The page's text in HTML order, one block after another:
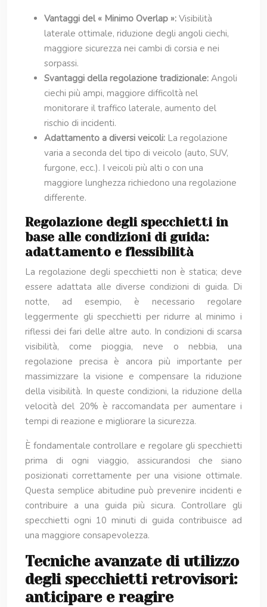
Vantaggi del « Minimo Overlap »: Visibilità
laterale ottimale, riduzione degli angoli ciechi,
maggiore sicurezza nei cambi di corsia e nei
sorpassi.
Svantaggi della regolazione tradizionale: Angoli
ciechi più ampi, maggiore difficoltà nel
monitorare il traffico laterale, aumento del
rischio di incidenti.
Adattamento a diversi veicoli: La regolazione
varia a seconda del tipo di veicolo (auto, SUV,
furgone, ecc.). I veicoli più alti o con una
maggiore lunghezza richiedono una regolazione
differente.
Regolazione degli specchietti in
base alle condizioni di guida:
adattamento e flessibilità
La regolazione degli specchietti non è statica; deve
essere adattata alle diverse condizioni di guida. Di
notte, ad esempio, è necessario regolare
leggermente gli specchietti per ridurre al minimo i
riflessi dei fari delle altre auto. In condizioni di scarsa
visibilità, come pioggia, neve o nebbia, una
regolazione precisa è ancora più importante per
massimizzare la visione e compensare la riduzione
della visibilità. In queste condizioni, la riduzione della
velocità del 20% è raccomandata per aumentare i
tempi di reazione e migliorare la sicurezza.
È fondamentale controllare e regolare gli specchietti
prima di ogni viaggio, assicurandosi che siano
posizionati correttamente per una visione ottimale.
Questa semplice abitudine può prevenire incidenti e
contribuire a una guida più sicura. Controllare gli
specchietti ogni 10 minuti di guida contribuisce ad
una maggiore consapevolezza.
Tecniche avanzate di utilizzo
degli specchietti retrovisori:
anticipare e reagire